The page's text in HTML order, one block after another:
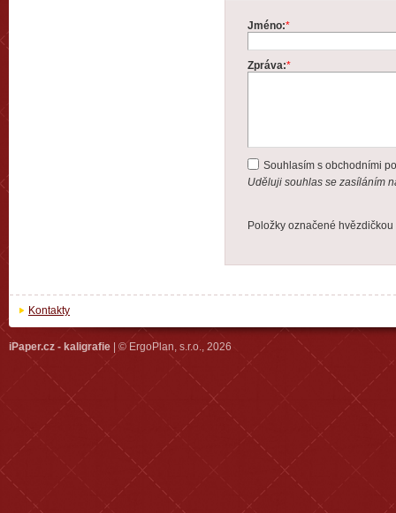
Jméno:*
Zpráva:*
Souhlasím s obchodními
Uděluji souhlas se zasíláním
Položky označené hvězdičkou
Kontakty
iPaper.cz - kaligrafie | © ErgoPlan, s.r.o., 2026